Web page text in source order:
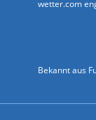
wetter.com
Bekannt aus